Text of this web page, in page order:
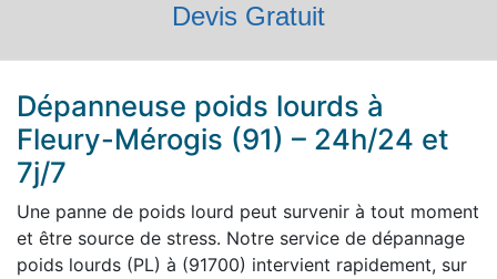
Devis Gratuit
Dépanneuse poids lourds à
Fleury-Mérogis (91) – 24h/24 et
7j/7
Une panne de poids lourd peut survenir à tout moment
et être source de stress. Notre service de dépannage
poids lourds (PL) à (91700) intervient rapidement, sur